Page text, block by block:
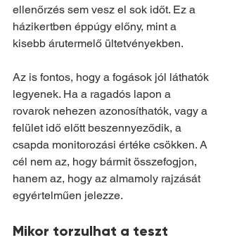
ellenőrzés sem vesz el sok időt. Ez a
házikertben éppúgy előny, mint a
kisebb árutermelő ültetvényekben.
Az is fontos, hogy a fogások jól láthatók
legyenek. Ha a ragadós lapon a
rovarok nehezen azonosíthatók, vagy a
felület idő előtt beszennyeződik, a
csapda monitorozási értéke csökken. A
cél nem az, hogy bármit összefogjon,
hanem az, hogy az almamoly rajzását
egyértelműen jelezze.
Mikor torzulhat a teszt